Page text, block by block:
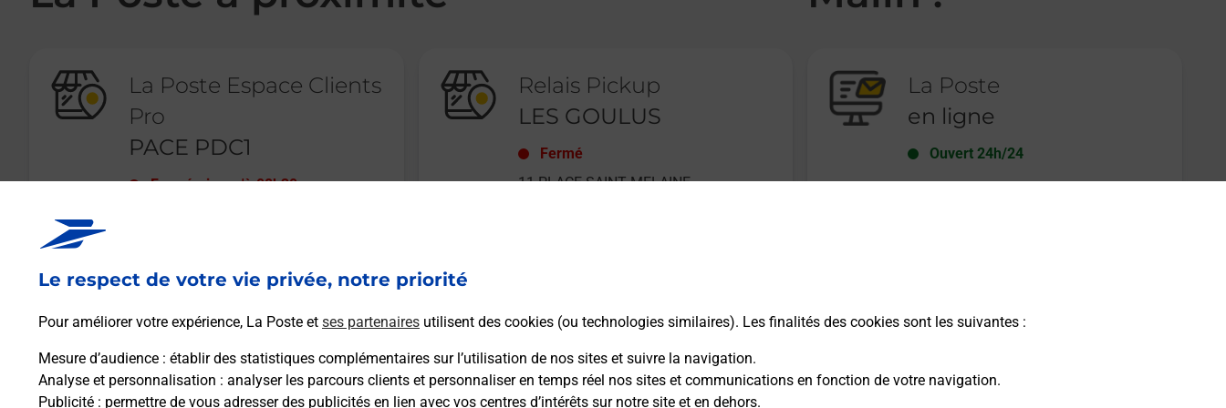
Le respect de votre vie privée, notre priorité
Pour améliorer votre expérience, La Poste et ses partenaires utilisent des cookies (ou technologies similaires). Les finalités des cookies sont les suivantes :
Mesure d’audience : établir des statistiques complémentaires sur l’utilisation de nos sites et suivre la navigation.
Analyse et personnalisation : analyser les parcours clients et personnaliser en temps réel nos sites et communications en fonction de votre navigation.
Publicité : permettre de vous adresser des publicités en lien avec vos centres d’intérêts sur notre site et en dehors.
La Poste Espace Clients
Pro
PACE PDC1
Fermé-jusqu'à 08h30
En savoir plus
Relais Pickup
LES GOULUS
Fermé
11 PLACE SAINT MELAINE
La Poste
en ligne
Ouvert 24h/24